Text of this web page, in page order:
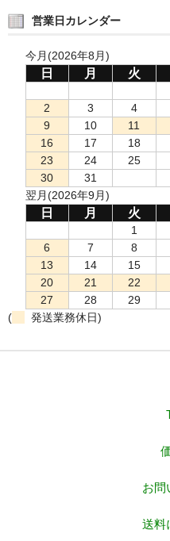
営業日カレンダー
今月(2026年8月)
日 月 火
2
3 4
9
10 11
16
17 18
23
24 25
30
31
翌月(2026年9月)
日 月 火
1
6
7 8
13
14 15
20
21 22
27
28 29
(
発送業務休日)
お問
送料